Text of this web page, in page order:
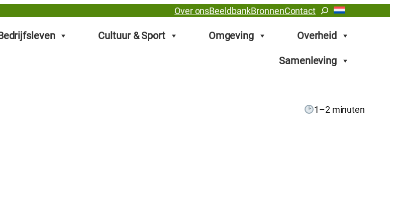
Over onsBeeldbankBronnenContactZoeken
Cultuur & Sport Omgeving Overheid
Samenleving
1–2 minuten